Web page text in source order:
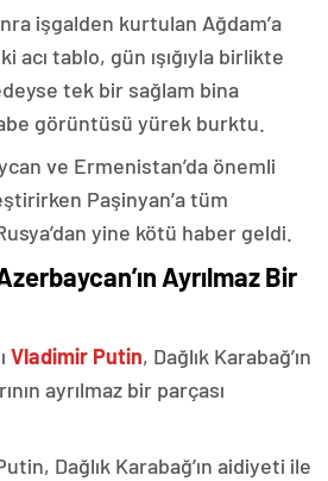
işgalden kurtulan Ağdam’a
acı tablo, gün ışığıyla birlikte
tek bir sağlam bina
görüntüsü yürek burktu.
ve Ermenistan’da önemli
Paşinyan’a tüm
yine kötü haber geldi.
Ayrılmaz Bir
Vladimir Putin, Dağlık Karabağ’ın
ayrılmaz bir parçası
Dağlık Karabağ’ın aidiyeti ile